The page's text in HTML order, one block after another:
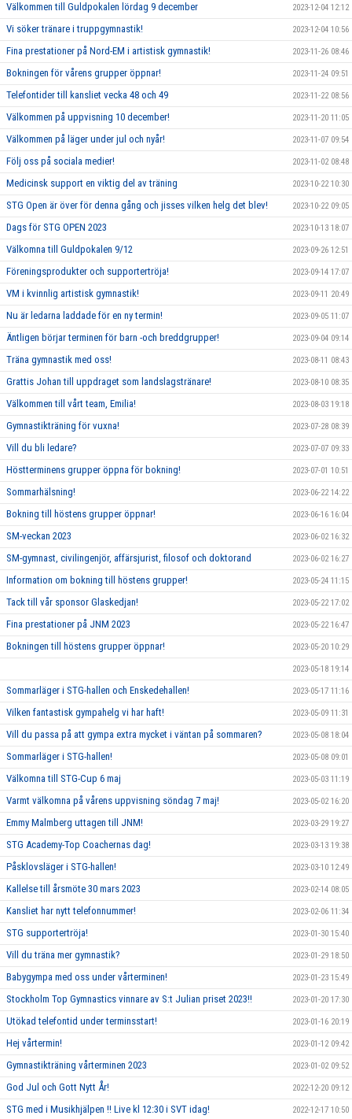
Välkommen till Guldpokalen lördag 9 december 2023-12-04 12:12
Vi söker tränare i truppgymnastik! 2023-12-04 10:56
Fina prestationer på Nord-EM i artistisk gymnastik! 2023-11-26 08:46
Bokningen för vårens grupper öppnar! 2023-11-24 09:51
Telefontider till kansliet vecka 48 och 49 2023-11-22 08:56
Välkommen på uppvisning 10 december! 2023-11-20 11:05
Välkommen på läger under jul och nyår! 2023-11-07 09:54
Följ oss på sociala medier! 2023-11-02 08:48
Medicinsk support en viktig del av träning 2023-10-22 10:30
STG Open är över för denna gång och jisses vilken helg det blev! 2023-10-22 09:05
Dags för STG OPEN 2023 2023-10-13 18:07
Välkomna till Guldpokalen 9/12 2023-09-26 12:51
Föreningsprodukter och supportertröja! 2023-09-14 17:07
VM i kvinnlig artistisk gymnastik! 2023-09-11 20:49
Nu är ledarna laddade för en ny termin! 2023-09-05 11:07
Äntligen börjar terminen för barn -och breddgrupper! 2023-09-04 09:14
Träna gymnastik med oss! 2023-08-11 08:43
Grattis Johan till uppdraget som landslagstränare! 2023-08-10 08:35
Välkommen till vårt team, Emilia! 2023-08-03 19:18
Gymnastikträning för vuxna! 2023-07-28 08:39
Vill du bli ledare? 2023-07-07 09:33
Höstterminens grupper öppna för bokning! 2023-07-01 10:51
Sommarhälsning! 2023-06-22 14:22
Bokning till höstens grupper öppnar! 2023-06-16 16:04
SM-veckan 2023 2023-06-02 16:32
SM-gymnast, civilingenjör, affärsjurist, filosof och doktorand 2023-06-02 16:27
Information om bokning till höstens grupper! 2023-05-24 11:15
Tack till vår sponsor Glaskedjan! 2023-05-22 17:02
Fina prestationer på JNM 2023 2023-05-22 16:47
Bokningen till höstens grupper öppnar! 2023-05-20 10:29
2023-05-18 19:14
Sommarläger i STG-hallen och Enskedehallen! 2023-05-17 11:16
Vilken fantastisk gympahelg vi har haft! 2023-05-09 11:31
Vill du passa på att gympa extra mycket i väntan på sommaren? 2023-05-08 18:04
Sommarläger i STG-hallen! 2023-05-08 09:01
Välkomna till STG-Cup 6 maj 2023-05-03 11:19
Varmt välkomna på vårens uppvisning söndag 7 maj! 2023-05-02 16:20
Emmy Malmberg uttagen till JNM! 2023-03-29 19:27
STG Academy-Top Coachernas dag! 2023-03-13 19:38
Påsklovsläger i STG-hallen! 2023-03-10 12:49
Kallelse till årsmöte 30 mars 2023 2023-02-14 08:05
Kansliet har nytt telefonnummer! 2023-02-06 11:34
STG supportertröja! 2023-01-30 15:40
Vill du träna mer gymnastik? 2023-01-29 18:50
Babygympa med oss under vårterminen! 2023-01-23 15:49
Stockholm Top Gymnastics vinnare av S:t Julian priset 2023!! 2023-01-20 17:30
Utökad telefontid under terminsstart! 2023-01-16 20:19
Hej vårtermin! 2023-01-12 09:42
Gymnastikträning vårterminen 2023 2023-01-02 09:52
God Jul och Gott Nytt År! 2022-12-20 09:12
STG med i Musikhjälpen !! Live kl 12:30 i SVT idag! 2022-12-17 10:50